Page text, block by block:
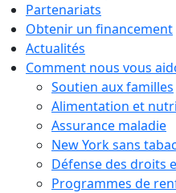
Partenariats
Obtenir un financement
Actualités
Comment nous vous
Soutien aux familles
Alimentation et
Assurance maladie
New York sans tabac
Défense des droits
Programmes de